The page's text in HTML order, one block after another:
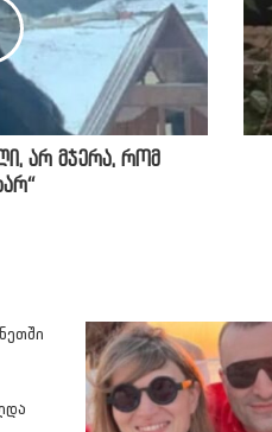
არ მჯერა, რომ